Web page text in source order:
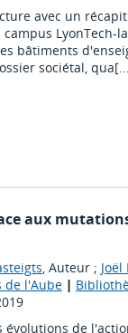
avec un
LyonTech-
bâtiments
sociétal,
aux
, Auteur ; Joël
de l'Aube|
évolutions de